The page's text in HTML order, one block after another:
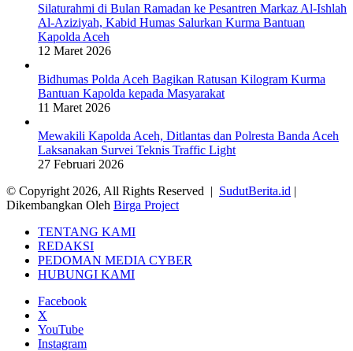
Silaturahmi di Bulan Ramadan ke Pesantren Markaz Al-Ishlah
Al-Aziziyah, Kabid Humas Salurkan Kurma Bantuan
Kapolda Aceh
12 Maret 2026
Bidhumas Polda Aceh Bagikan Ratusan Kilogram Kurma
Bantuan Kapolda kepada Masyarakat
11 Maret 2026
Mewakili Kapolda Aceh, Ditlantas dan Polresta Banda Aceh
Laksanakan Survei Teknis Traffic Light
27 Februari 2026
© Copyright 2026, All Rights Reserved | SudutBerita.id |
Dikembangkan Oleh Birga Project
TENTANG KAMI
REDAKSI
PEDOMAN MEDIA CYBER
HUBUNGI KAMI
Facebook
X
YouTube
Instagram